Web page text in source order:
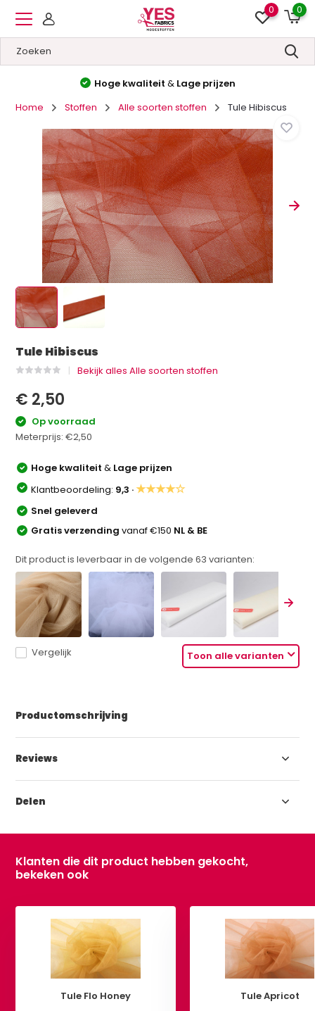
0 0
Hoge kwaliteit & Lage prijzen
Home
Stoffen Alle soorten stoffen Tule Hibiscus
Tule Hibiscus
Bekijk alles Alle soorten stoffen
€ 2,50
Op voorraad
Meterprijs:€2,50
Hoge kwaliteit& Lage prijzen
Klantbeoordeling: 9,3 ·★★★★☆
Snel geleverd
Gratis verzendingvanaf €150 NL & BE
Dit product is leverbaar in de volgende63 varianten:
Toon alle varianten
Vergelijk
Productomschrijving
Reviews
Delen
Klanten die dit product hebben gekocht,
bekeken ook
Tule Flo Honey Tule Apricot